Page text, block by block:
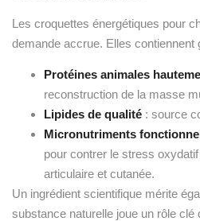
Les croquettes énergétiques pour
demande accrue. Elles
Protéines animales
reconstruction de la masse
Lipides de qualité : source
Micronutriments
pour contrer le stress
articulaire et cutanée.
Un ingrédient scientifique mérite
substance naturelle joue un rôle